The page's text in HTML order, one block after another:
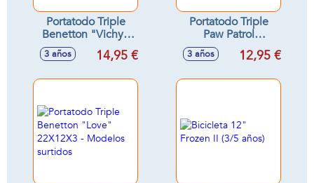
Portatodo Triple
Benetton "Vichy"
22X12X3Cm
3 años 14,95 €
Portatodo Triple
Paw Patrol
Friendship
22X12X3Cm
3 años 12,95 €